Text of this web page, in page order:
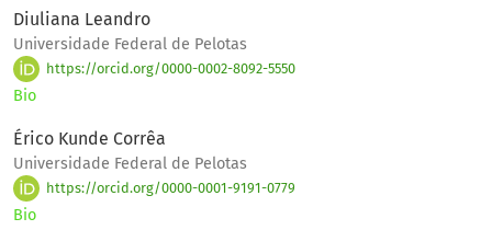
Diuliana Leandro
Universidade Federal de Pelotas
https://orcid.org/0000-0002-8092-5550
Bio
Érico Kunde Corrêa
Universidade Federal de Pelotas
https://orcid.org/0000-0001-9191-0779
Bio